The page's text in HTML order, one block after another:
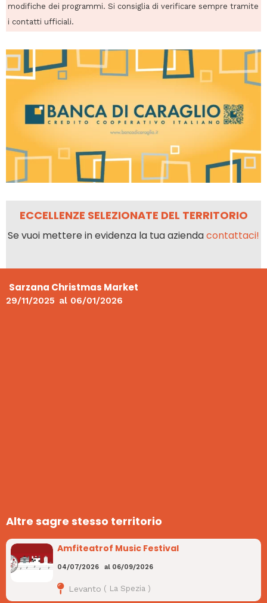
modifiche dei programmi. Si consiglia di verificare sempre tramite
i contatti ufficiali.
ECCELLENZE SELEZIONATE DEL TERRITORIO
Se vuoi mettere in evidenza la tua aziendacontattaci!
Sarzana Christmas Market
29/11/2025 al 06/01/2026
Altre sagre stesso territorio
Amfiteatrof Music Festival
04/07/2026 al 06/09/2026
Levanto ( La Spezia)